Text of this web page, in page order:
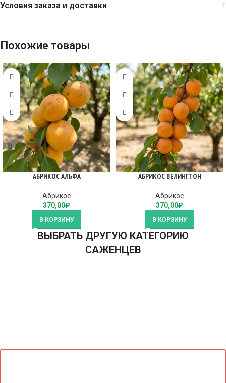
Условия заказа и доставки
Похожие товары
АБРИКОС АЛЬФА
Абрикос
370,00₽
В КОРЗИНУ
АБРИКОС ВЕЛИНГТОН
Абрикос
370,00₽
В КОРЗИНУ
ВЫБРАТЬ ДРУГУЮ КАТЕГОРИЮ
САЖЕНЦЕВ